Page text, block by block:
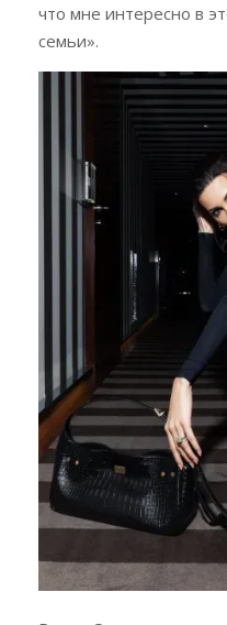
что мне интересно в
семьи».